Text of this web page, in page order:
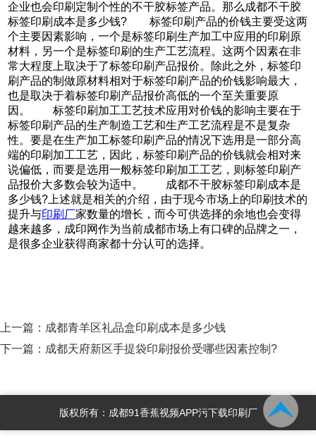
企业也会印刷定制个性的不干胶标签产品。那么成都不干胶
标签印刷成本是多少钱? 标签印刷产品的价钱主要受这两
个主要因素影响，一个是标签印刷生产加工中应用的印刷原
材料，另一个是标签印刷的生产工艺流程。这两个因素在非
常大程度上取决于了标签印刷产品报价。除此之外，标签印
刷产品的制做原材料相对于标签印刷产品的价钱影响最大，
也是取决于着标签印刷产品报价高低的一个至关重要原
因。 标签印刷加工工艺技术应用对价钱的影响主要在于
标签印刷产品的生产制造工艺和生产工艺流程是不是复杂
性。要是在生产加工标签印刷产品的情况下选用是一部分高
端的印刷加工工艺，因此，标签印刷产品的价钱就会相对来
说偏低，而要是选用一般标签印刷加工工艺，则标签印刷产
品报价大多数会较为适中。 成都不干胶标签印刷成本是
多少钱?上述就是相关的介绍，由于现今市场上的印刷技术的
提升与印刷厂家数量的增长，而今可供选择的余地也会变得
越来越多，成印网作为当前成都市场上有口碑的品牌之一，
是很多企业获得商家都十分认可的选择。
上一篇： 成都青羊区礼品盒印刷成本是多少钱
下一篇： 成都天府新区手提袋印刷报价受哪些因素控制?
版权所有：成都91香蕉视频APP污下载印刷厂